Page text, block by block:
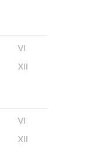
VI
XII
VI
XII